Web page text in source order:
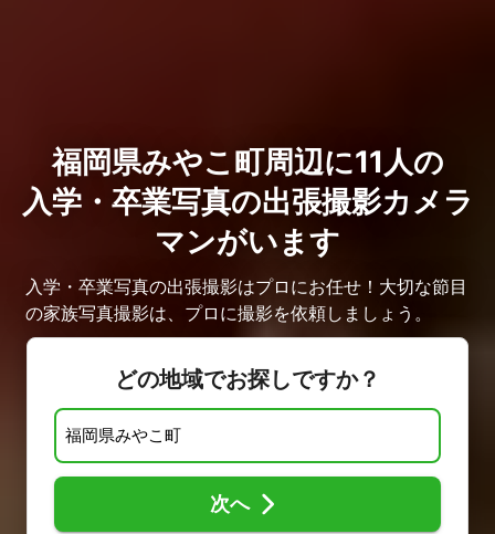
福岡県みやこ町周辺に11人の
入学・卒業写真の出張撮影カメラ
マンがいます
入学・卒業写真の出張撮影はプロにお任せ！大切な節目
の家族写真撮影は、プロに撮影を依頼しましょう。
どの地域でお探しですか？
次へ